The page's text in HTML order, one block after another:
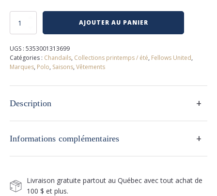
quantité
tricot
fellows
united
AJOUTER AU PANIER
UGS : 5353001313699
Catégories : Chandails, Collections printemps / été, Fellows United,
Marques, Polo, Saisons, Vêtements
Description +
Informations complémentaires +
Livraison gratuite partout au Québec avec tout achat de
100 $ et plus.